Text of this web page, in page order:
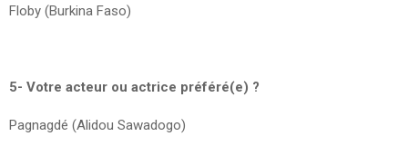
Floby (Burkina Faso)
5- Votre acteur ou actrice préféré(e) ?
Pagnagdé (Alidou Sawadogo)